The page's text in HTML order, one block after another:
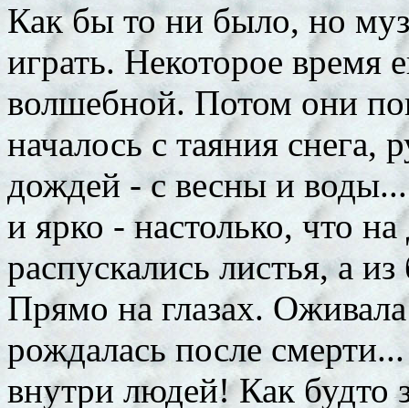
Как бы то ни было, но
играть. Некоторое время
волшебной. Потом они
началось с таяния снега,
дождей - с весны и
и ярко - настолько, что
распускались листья, а
Прямо на глазах.
рождалась после
внутри людей! Как будто